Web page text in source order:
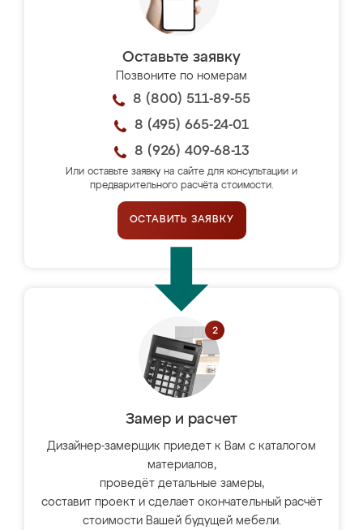
Оставьте заявку
Позвоните по номерам
8 (800) 511-89-55
8 (495) 665-24-01
8 (926) 409-68-13
Или оставьте заявку на сайте для консультации и
предварительного расчёта стоимости.
ОСТАВИТЬ ЗАЯВКУ
Замер и расчет
Дизайнер-замерщик приедет к Вам с каталогом
материалов,
проведёт детальные замеры,
составит проект и сделает окончательный расчёт
стоимости Вашей будущей мебели.